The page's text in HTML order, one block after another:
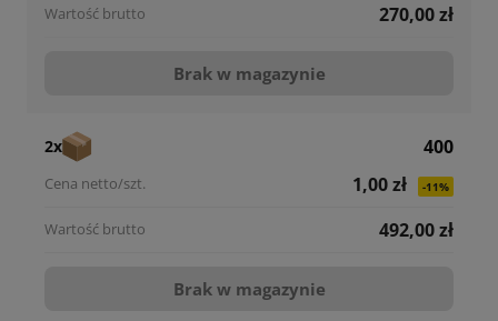
270,00 zł
Brak w magazynie
2x
400
1,00 zł
-11%
492,00 zł
Brak w magazynie